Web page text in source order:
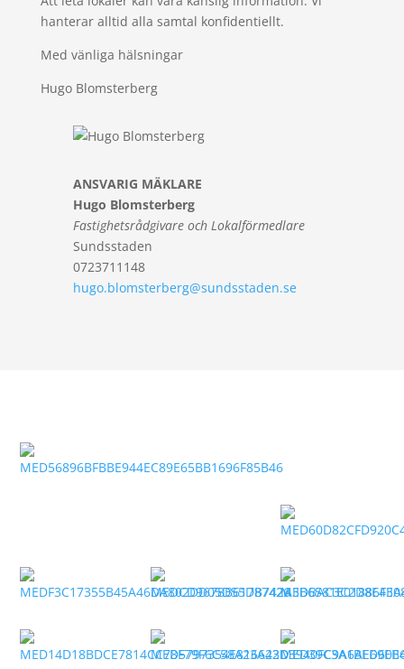
hanterar alltid alla samtal konfidentiellt.
Med vänliga hälsningar
Hugo Blomsterberg
ANSVARIG MÄKLARE
Hugo Blomsterberg
Fastighetsrådgivare och Lokalförmedlare
Sundsstaden
0723711148
hugo.blomsterberg@sundsstaden.se